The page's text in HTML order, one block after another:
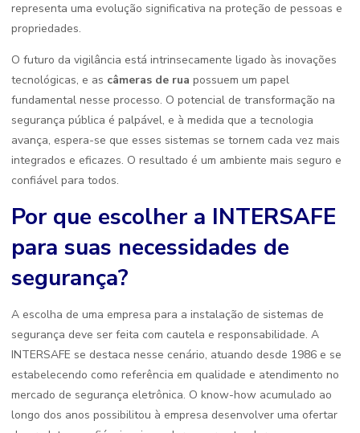
representa uma evolução significativa na proteção de pessoas e
propriedades.
O futuro da vigilância está intrinsecamente ligado às inovações
tecnológicas, e as câmeras de rua possuem um papel
fundamental nesse processo. O potencial de transformação na
segurança pública é palpável, e à medida que a tecnologia
avança, espera-se que esses sistemas se tornem cada vez mais
integrados e eficazes. O resultado é um ambiente mais seguro e
confiável para todos.
Por que escolher a INTERSAFE
para suas necessidades de
segurança?
A escolha de uma empresa para a instalação de sistemas de
segurança deve ser feita com cautela e responsabilidade. A
INTERSAFE se destaca nesse cenário, atuando desde 1986 e se
estabelecendo como referência em qualidade e atendimento no
mercado de segurança eletrônica. O know-how acumulado ao
longo dos anos possibilitou à empresa desenvolver uma ofertar